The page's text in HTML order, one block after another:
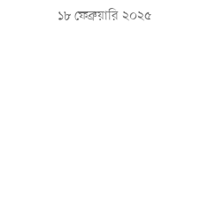
১৮ ফেব্রুয়ারি ২০২৫